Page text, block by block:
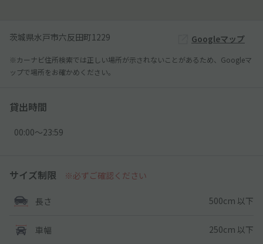
茨城県水戸市六反田町1229 Googleマップ
※カーナビ住所検索では正しい場所が示されないことがあるため、Googleマ
ップで場所をお確かめください。
貸出時間
00:00〜23:59
サイズ制限 ※必ずご確認ください
長さ 500cm 以下
車幅 250cm 以下